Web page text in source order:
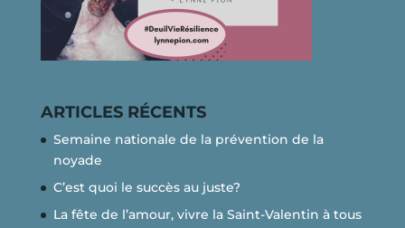
ARTICLES RÉCENTS
Semaine nationale de la prévention de la
noyade
C’est quoi le succès au juste?
La fête de l’amour, vivre la Saint-Valentin à tous